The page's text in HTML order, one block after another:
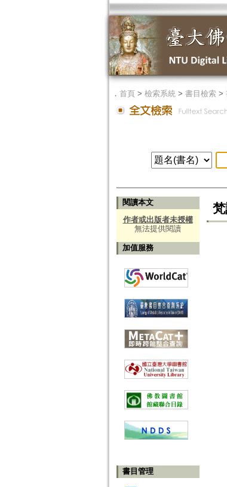
． 首頁> 檢索系統> 書目檢索>
閱讀本文
作者或出版者未授權
無法提供閱讀
加值服務
書目管理